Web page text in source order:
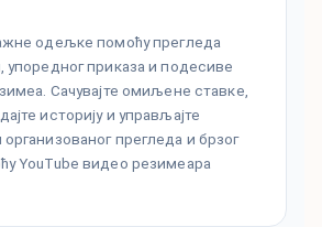
одељке помоћу прегледа
упоредног приказа и подесиве
Сачувајте омиљене ставке,
историју и управљајте
прегледа и брзог
YouTube видео резимеара